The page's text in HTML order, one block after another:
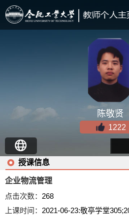
陈敬贤
1222
授课信息
企业物流管理
点击次数： 268
上课时间： 2021-06-23:敬亭学堂